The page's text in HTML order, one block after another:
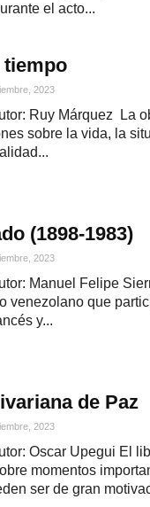
el acto...
tiempo
2023
Ruy Márquez La
sobre la vida, la
(1898-1983)
2023
Manuel Felipe
venezolano que
y...
de Paz
2023
Oscar Upegui El
momentos
ser de gran